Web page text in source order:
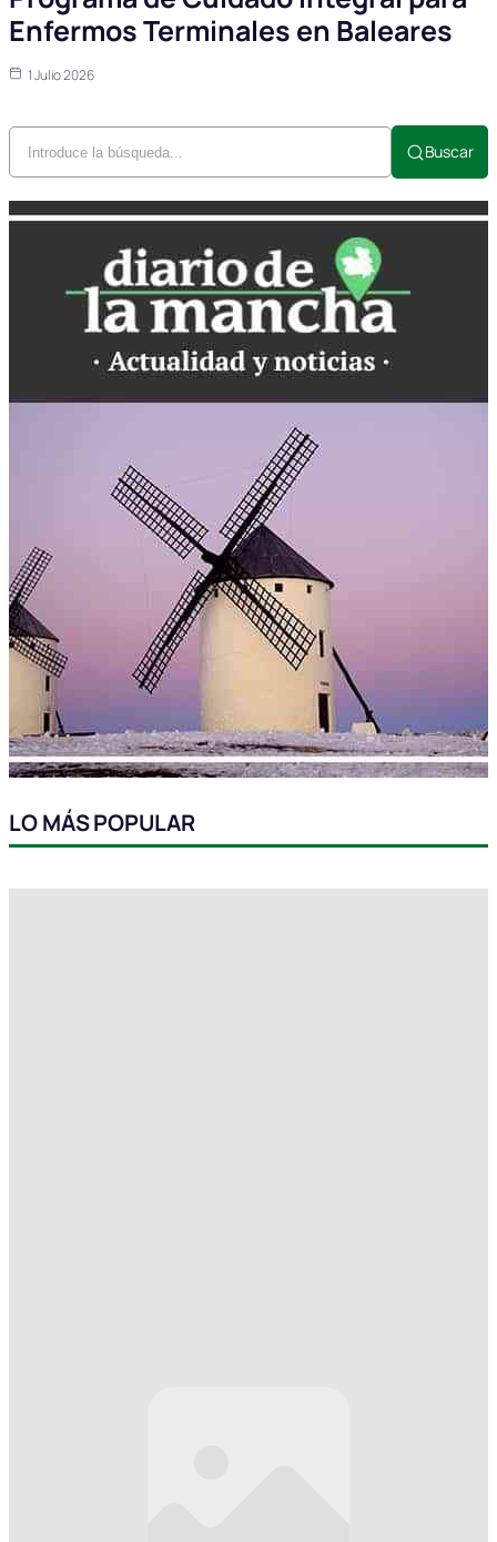
Enfermos Terminales en Baleares
1 Julio 2026
Buscar
LO MÁS POPULAR